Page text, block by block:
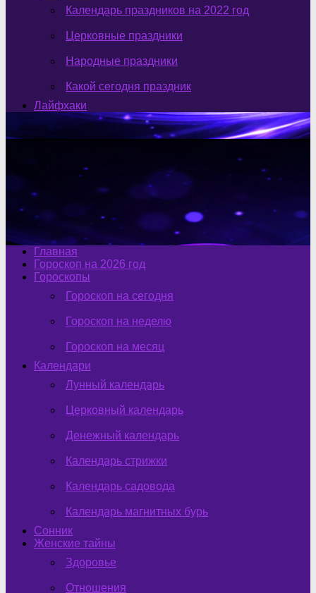
Календарь праздников на 2022 год
Церковные праздники
Народные праздники
Какой сегодня праздник
Лайфхаки
Главная
Гороскоп на 2026 год
Гороскопы
Гороскоп на сегодня
Гороскоп на неделю
Гороскоп на месяц
Календари
Лунный календарь
Церковный календарь
Денежный календарь
Календарь стрижки
Календарь садовода
Календарь магнитных бурь
Сонник
Женские тайны
Здоровье
Отношения